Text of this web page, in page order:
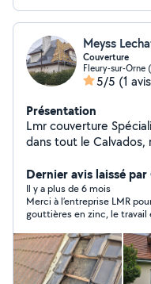
Couverture
Fleury-sur-Orne
5/5 (1
Présentation
Lmr couverture
dans tout le Calvados,
réactivité et professionnalisme. Nous
dalep et applicateur du
Dernier avis laissé
Il y a plus de 6 mois
Merci à l’entreprise LMR
gouttières en zinc, le travail était très